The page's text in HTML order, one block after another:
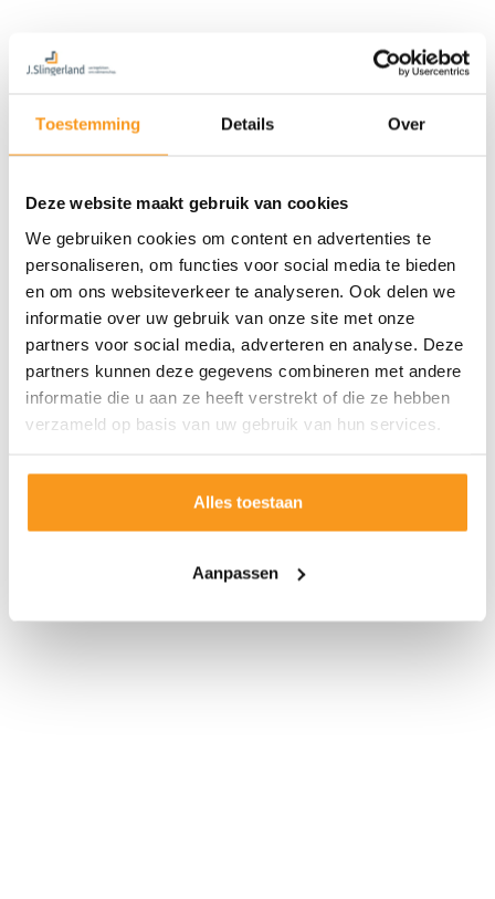
Toestemming Details Over
Deze website maakt gebruik van cookies
We gebruiken cookies om content en advertenties te
personaliseren, om functies voor social media te bieden
en om ons websiteverkeer te analyseren. Ook delen we
informatie over uw gebruik van onze site met onze
partners voor social media, adverteren en analyse. Deze
partners kunnen deze gegevens combineren met andere
informatie die u aan ze heeft verstrekt of die ze hebben
verzameld op basis van uw gebruik van hun services.
Alles toestaan
Aanpassen